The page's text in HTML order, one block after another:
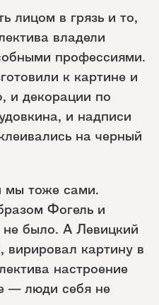
лицом в грязь и то,
владели
профессиями.
к картине и
и декорации по
и надписи
на черный
мы тоже сами.
Фогель и
было. А Левицкий
вирировал картину в
настроение
— люди себя не